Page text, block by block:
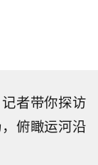
者带你探访
俯瞰运河沿